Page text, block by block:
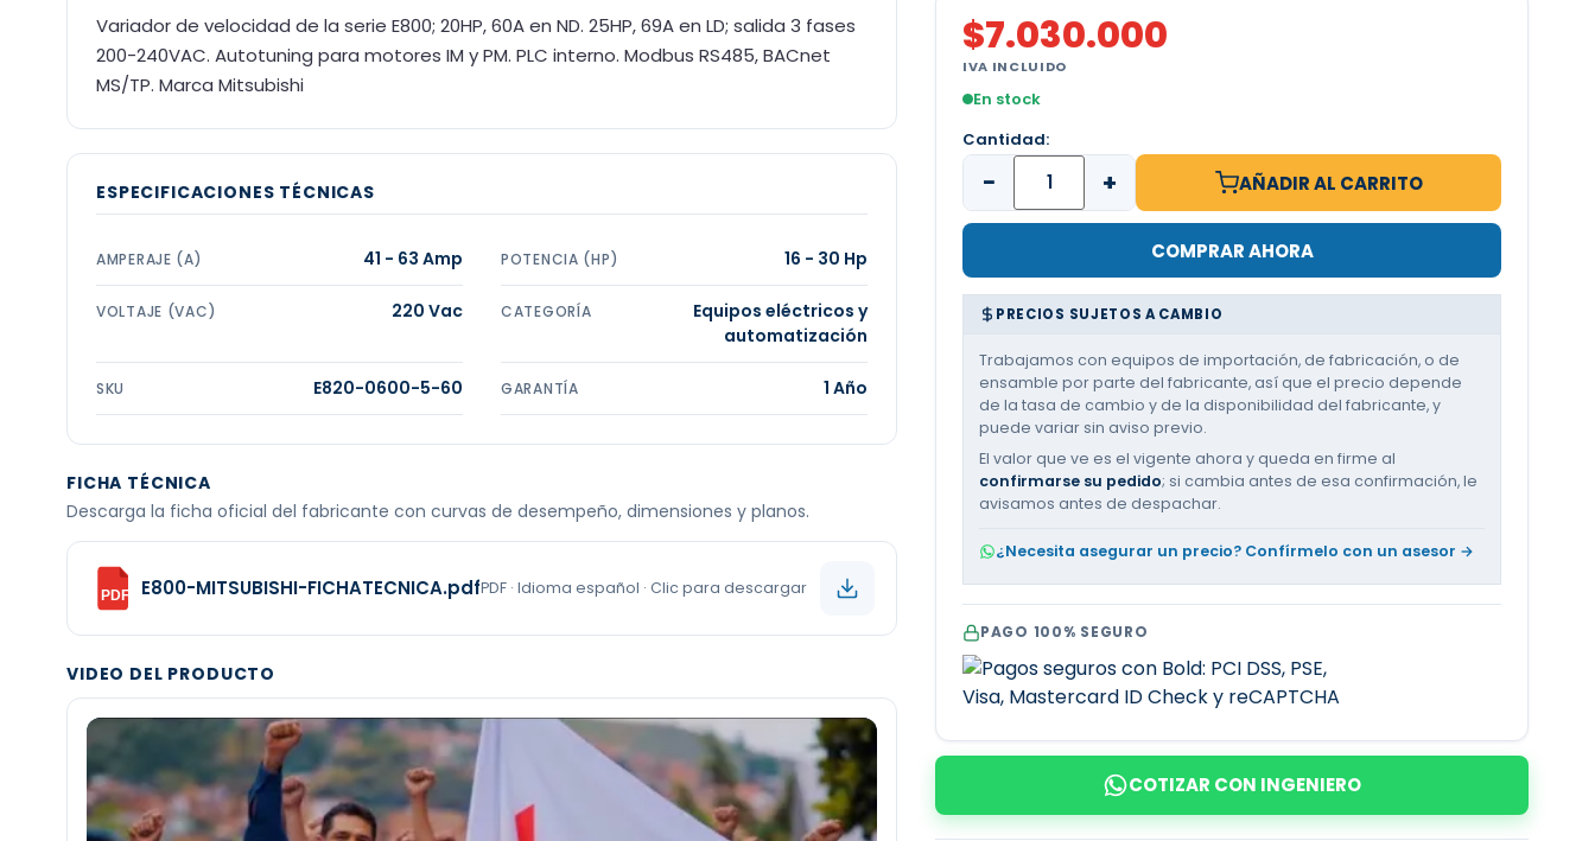
$7.030.000
IVA INCLUIDO
En stock
Cantidad:
− + AÑADIR AL CARRITO
COMPRAR AHORA
PRECIOS SUJETOS A CAMBIO
Trabajamos con equipos de importación, de fabricación, o de
ensamble por parte del fabricante, así que el precio depende
de la tasa de cambio y de la disponibilidad del fabricante, y
puede variar sin aviso previo.
El valor que ve es el vigente ahora y queda en firme al
confirmarse su pedido; si cambia antes de esa confirmación, le
avisamos antes de despachar.
¿Necesita asegurar un precio? Confírmelo con un asesor →
PAGO 100% SEGURO
COTIZAR CON INGENIERO
Variador de velocidad de la serie E800; 20HP, 60A en ND. 25HP, 69A en LD; salida 3 fases
200-240VAC. Autotuning para motores IM y PM. PLC interno. Modbus RS485, BACnet
MS/TP. Marca Mitsubishi
ESPECIFICACIONES TÉCNICAS
AMPERAJE (A) 41 - 63 Amp POTENCIA (HP) 16 - 30 Hp
VOLTAJE (VAC) 220 Vac CATEGORÍA
Equipos eléctricos y
automatización
SKU E820-0600-5-60 GARANTÍA 1 Año
FICHA TÉCNICA
Descarga la ficha oficial del fabricante con curvas de desempeño, dimensiones y planos.
PDF E800-MITSUBISHI-FICHATECNICA.pdfPDF · Idioma español · Clic para descargar
VIDEO DEL PRODUCTO